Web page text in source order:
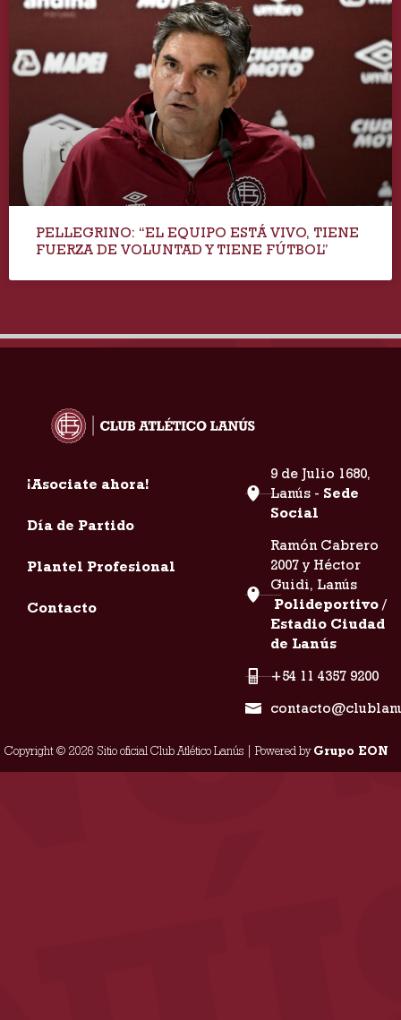
PELLEGRINO: “EL EQUIPO ESTÁ VIVO, TIENE
FUERZA DE VOLUNTAD Y TIENE FÚTBOL”
¡Asociate ahora!
Día de Partido
Plantel Profesional
Contacto
9 de Julio 1680,
Lanús - Sede
Social
Ramón Cabrero
2007 y Héctor
Guidi, Lanús
Polideportivo /
Estadio Ciudad
de Lanús
+54 11 4357 9200
Copyright © 2026 Sitio oficial Club Atlético Lanús | Powered byGrupo EON